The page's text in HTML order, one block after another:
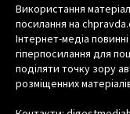
Використання
посилання на
Інтернет-медіа
гіперпосилання для
поділяти точку зору
розміщенних